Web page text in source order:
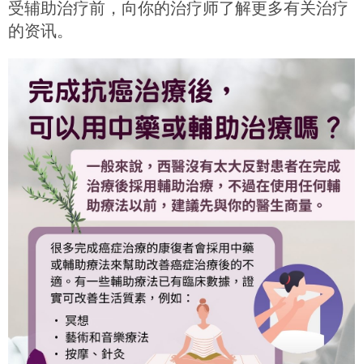
受辅助治疗前，向你的治疗师了解更多有关治疗
的资讯。